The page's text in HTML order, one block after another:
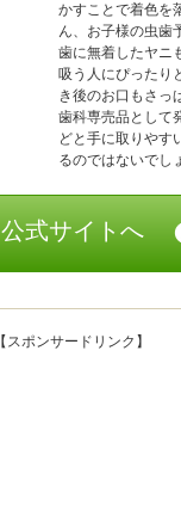
かすことで着色を
ん、お子様の虫歯
歯に無着したヤニ
吸う人にぴったり
き後のお口もさっ
歯科専売品として
どと手に取りやす
るのではないでし
公式サイトへ
【スポンサードリンク】